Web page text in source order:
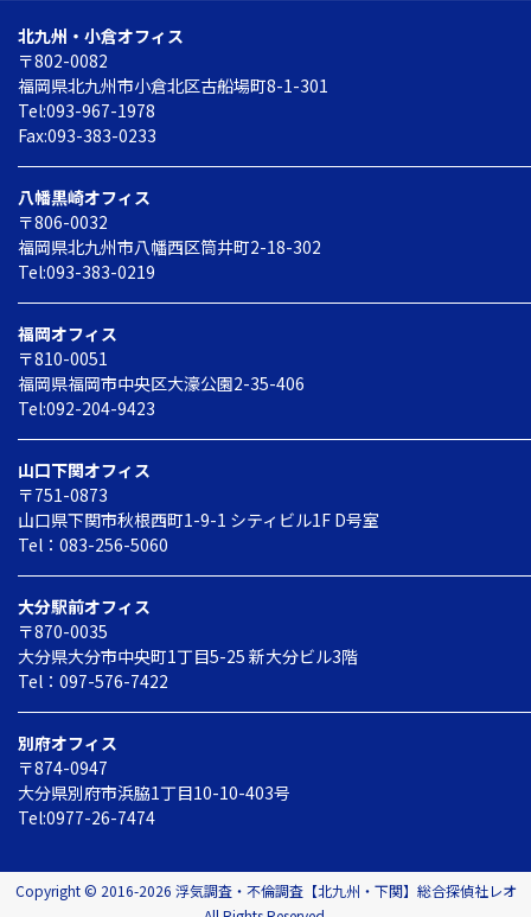
北九州・小倉オフィス
〒802-0082
福岡県北九州市小倉北区古船場町8-1-301
Tel:093-967-1978
Fax:093-383-0233
八幡黒崎オフィス
〒806-0032
福岡県北九州市八幡西区筒井町2-18-302
Tel:093-383-0219
福岡オフィス
〒810-0051
福岡県福岡市中央区大濠公園2-35-406
Tel:092-204-9423
山口下関オフィス
〒751-0873
山口県下関市秋根西町1-9-1 シティビル1F D号室
Tel：083-256-5060
大分駅前オフィス
〒870-0035
大分県大分市中央町1丁目5-25 新大分ビル3階
Tel：097-576-7422
別府オフィス
〒874-0947
大分県別府市浜脇1丁目10-10-403号
Tel:0977-26-7474
Copyright © 2016-2026 浮気調査・不倫調査【北九州・下関】総合探偵社レオ